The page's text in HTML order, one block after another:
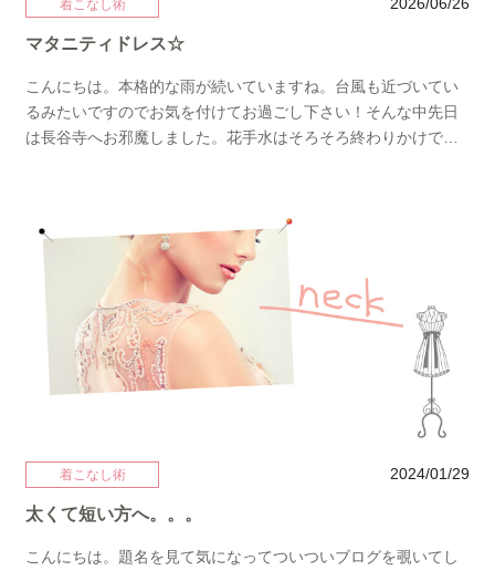
着こなし術 2026/06/26
マタニティドレス☆
こんにちは。本格的な雨が続いていますね。台風も近づいてい
るみたいですのでお気を付けてお過ごし下さい！そんな中先日
は長谷寺へお邪魔しました。花手水はそろそろ終わりかけでし
はマタニティドレスのご紹介です。実際にトルソーにこの秘密
兵器を使ってみました！！！じゃん！ お腹周り大体86ｃｍなの
で8～9ヵ月くらいです。これからご紹介するドレスは全てＭサ
イズです。もう少し大きいかなぁと思う方はサイズをアップし
てください☆では早速いきます♪1.お腹に優しい、マタニティ定
ツなのにボリュームレスまったくお腹にストレスフリーなので
安心して着れます。シアー素材の長袖も真夏のエアコン対策に
ぴったりです。落ち着いていてシンプルで可愛いのでご友人の
結婚式だけでなくご親族や会社の結婚式フォーマルなお食事会
など幅広くご着用頂けます。✧･ﾟ:* ✧･ﾟ:* ✧*:･ﾟ✧✧･ﾟ:* ✧･ﾟ:*
✧*:･ﾟ✧✧･ﾟ:* ✧･ﾟ:* ✧*:･ﾟ✧2.マタニティを楽しむ、お腹見せシ
ルエット あえてタイトなシルエットでお腹をきれいに見せるこ
ちらのドレスハイウエストなので見た目以上に楽ちんにご着用
着こなし術 2024/01/29
太くて短い方へ。。。
こんにちは。題名を見て気になってついついブログを覗いてし